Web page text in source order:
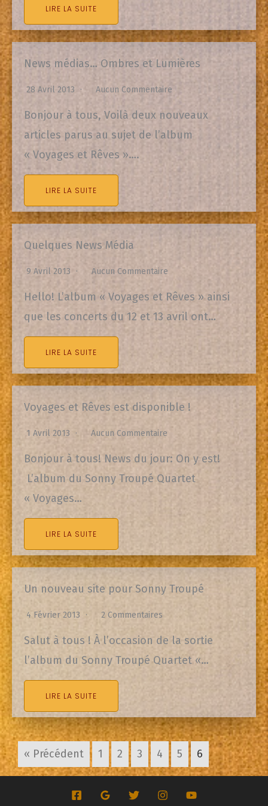
LIRE LA SUITE
News médias… Ombres et Lumières
28 Avril 2013 Aucun Commentaire
Bonjour à tous, Voilà deux nouveaux
articles parus au sujet de l’album
« Voyages et Rêves »….
LIRE LA SUITE
Quelques News Média
9 Avril 2013 Aucun Commentaire
Hello! L’album « Voyages et Rêves » ainsi
que les concerts du 12 et 13 avril ont…
LIRE LA SUITE
Voyages et Rêves est disponible !
1 Avril 2013 Aucun Commentaire
Bonjour à tous! News du jour: On y est!
L’album du Sonny Troupé Quartet
« Voyages…
LIRE LA SUITE
Un nouveau site pour Sonny Troupé
4 Février 2013 2 Commentaires
Salut à tous ! À l’occasion de la sortie
l’album du Sonny Troupé Quartet «…
LIRE LA SUITE
« Précédent 1 2 3 4 5 6